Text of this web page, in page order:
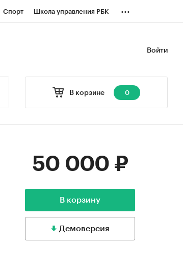
Спорт Школа управления РБК ...
Войти
В корзине 0
50 000 ₽
В корзину
Демоверсия